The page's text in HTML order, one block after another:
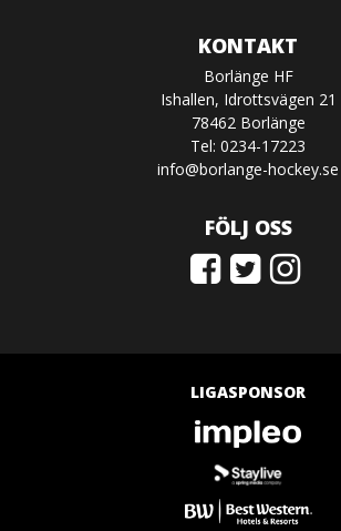
KONTAKT
Borlänge HF
Ishallen, Idrottsvägen 21
78462 Borlänge
Tel: 0234-17223
info@borlange-hockey.se
FÖLJ OSS
LIGASPONSOR